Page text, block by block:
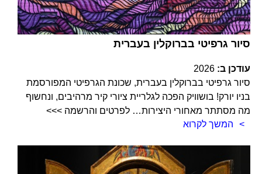
סיור גרפיטי בברוקלין בעברית
עודכן ב: 2026
סיור גרפיטי בברוקלין בעברית, שכונת הגרפיטי המפורסמת
בניו יורק! בושוויק הפכה לגלריית ציורי קיר מרהיבים, ונחשוף
מה מסתתר מאחורי היצירות… לפרטים והרשמה >>>
המשך לקרוא